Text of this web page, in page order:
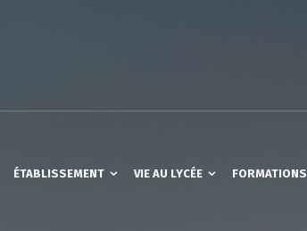
ÉTABLISSEMENT VIE AU LYCÉE FORMATIONS